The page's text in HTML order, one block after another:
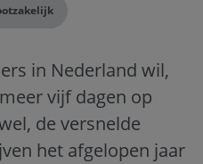
in Nederland wil,
vijf dagen op
de versnelde
het afgelopen jaar